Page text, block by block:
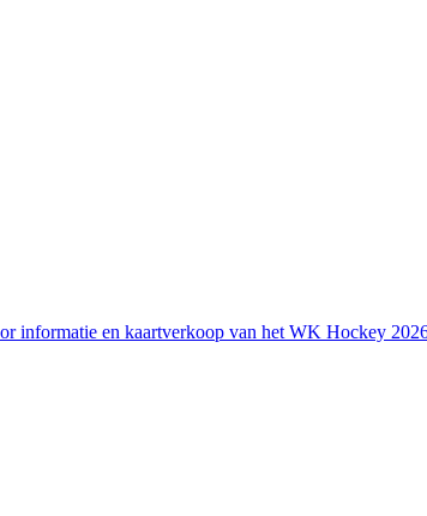
informatie en kaartverkoop van het WK Hockey